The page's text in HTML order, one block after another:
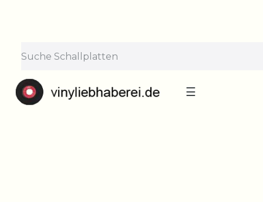
Bestellungen nehmen wir gerne entgegen —
der Versand startet wieder ab Montag, 31.
☰